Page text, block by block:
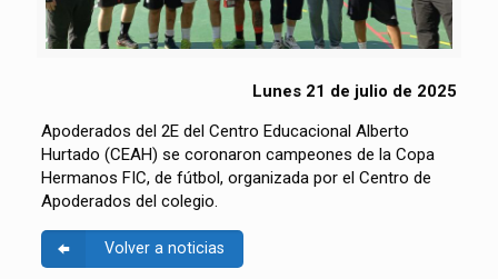
Lunes 21 de julio de 2025
Apoderados del 2E del Centro Educacional Alberto
Hurtado (CEAH) se coronaron campeones de la Copa
Hermanos FIC, de fútbol, organizada por el Centro de
Apoderados del colegio.
Volver a noticias